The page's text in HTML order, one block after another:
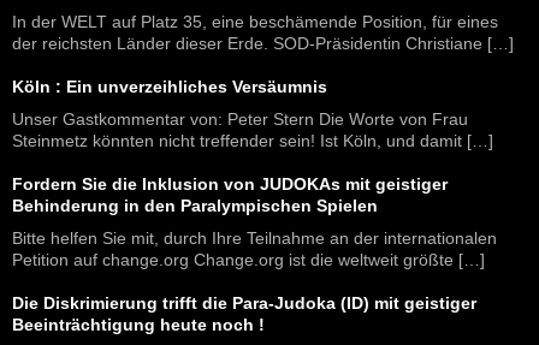
In der WELT auf Platz 35, eine beschämende Position, für eines
der reichsten Länder dieser Erde. SOD-Präsidentin Christiane […]
Köln : Ein unverzeihliches Versäumnis
Unser Gastkommentar von: Peter Stern Die Worte von Frau
Steinmetz könnten nicht treffender sein! Ist Köln, und damit […]
Fordern Sie die Inklusion von JUDOKAs mit geistiger
Behinderung in den Paralympischen Spielen
Bitte helfen Sie mit, durch Ihre Teilnahme an der internationalen
Petition auf change.org Change.org ist die weltweit größte […]
Die Diskrimierung trifft die Para-Judoka (ID) mit geistiger
Beeinträchtigung heute noch !